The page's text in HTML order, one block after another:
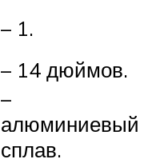
– 1.
– 14 дюймов.
–
алюминиевый
сплав.